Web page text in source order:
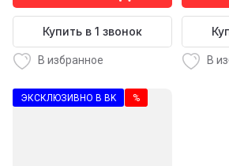
Купить в 1 звонок
В избранное В
ЭКСКЛЮЗИВНО В BK %